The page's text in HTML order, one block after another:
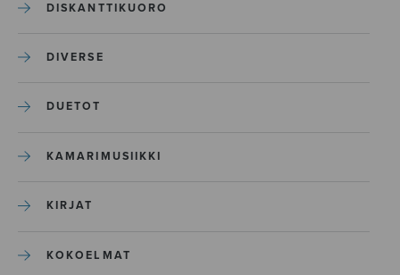
DISKANTTIKUORO
DIVERSE
DUETOT
KAMARIMUSIIKKI
KIRJAT
KOKOELMAT